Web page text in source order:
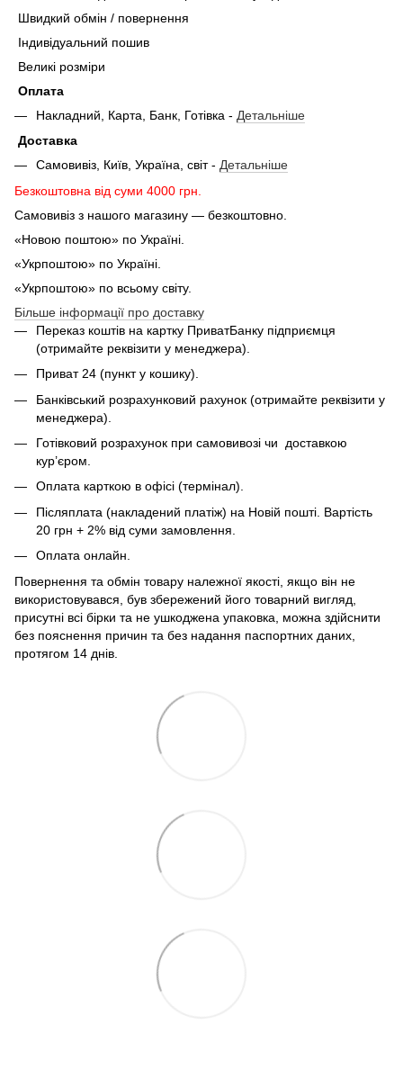
Швидкий обмін / повернення
Індивідуальний пошив
Великі розміри
Оплата
Накладний, Карта, Банк, Готівка - Детальніше
Доставка
Самовивіз, Київ, Україна, світ - Детальніше
Безкоштовна від суми 4000 грн.
Самовивіз з нашого магазину — безкоштовно.
«Новою поштою» по Україні.
«Укрпоштою» по Україні.
«Укрпоштою» по всьому світу.
Більше інформації про доставку
Переказ коштів на картку ПриватБанку підприємця
(отримайте реквізити у менеджера).
Приват 24 (пункт у кошику).
Банківський розрахунковий рахунок (отримайте реквізити у
менеджера).
Готівковий розрахунок при самовивозі чи доставкою
кур’єром.
Оплата карткою в офісі (термінал).
Післяплата (накладений платіж) на Новій пошті. Вартість
20 грн + 2% від суми замовлення.
Оплата онлайн.
Повернення та обмін товару належної якості, якщо він не
використовувався, був збережений його товарний вигляд,
присутні всі бірки та не ушкоджена упаковка, можна здійснити
без пояснення причин та без надання паспортних даних,
протягом 14 днів.